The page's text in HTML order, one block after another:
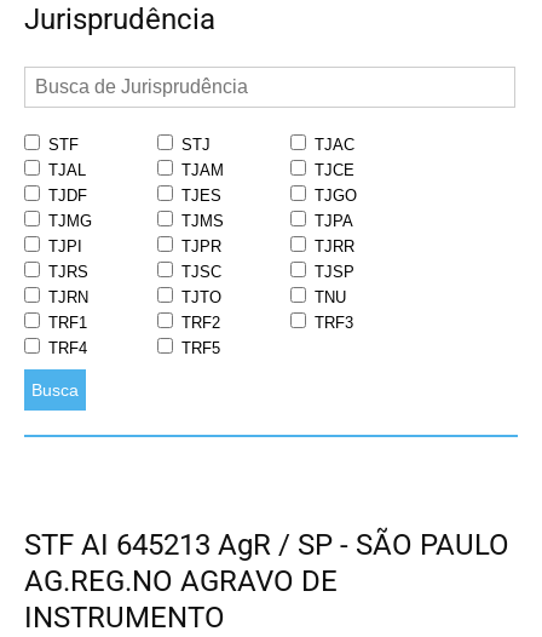
Jurisprudência
STF STJ
TJAC
TJAL
TJAM
TJCE
TJDF
TJES
TJGO
TJMG
TJMS
TJPA
TJPI
TJPR
TJRR
TJRS
TJSC
TJSP
TJRN
TJTO
TNU
TRF1
TRF2
TRF3
TRF4
TRF5
Busca
STF AI 645213 AgR / SP - SÃO PAULO
AG.REG.NO AGRAVO DE
INSTRUMENTO